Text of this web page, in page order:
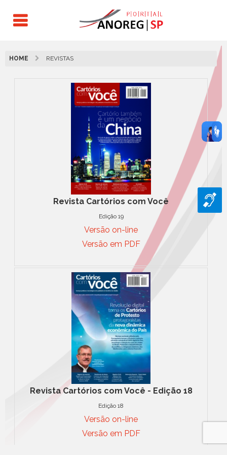
HOME REVISTAS
Revista Cartórios com Você
Edição 19
Versão on-line
Versão em PDF
Revista Cartórios com Você - Edição 18
Edição 18
Versão on-line
Versão em PDF